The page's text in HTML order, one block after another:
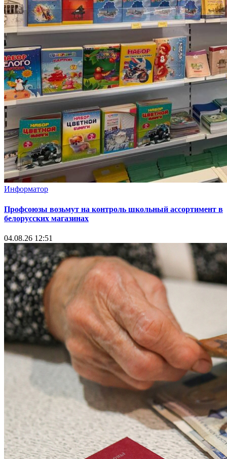
Информатор
Профсоюзы возьмут на контроль школьный ассортимент в
белорусских магазинах
04.08.26 12:51